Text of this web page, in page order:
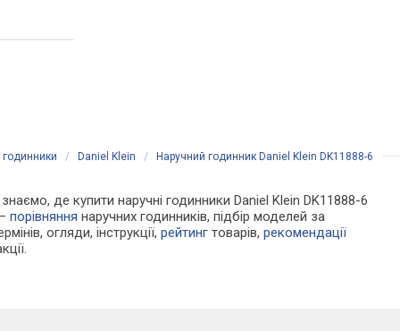
годинники / Daniel Klein / Наручний годинник Daniel Klein DK11888-6
де купити наручні годинники Daniel Klein DK11888-6
—порівняння наручних годинників, підбір моделей за
огляди, інструкції,рейтинг товарів,рекомендації